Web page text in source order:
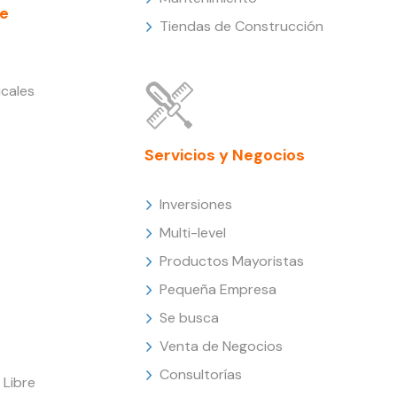
Tiendas de Construcción
Servicios y Negocios
Inversiones
Multi-level
Productos Mayoristas
Pequeña Empresa
Se busca
Venta de Negocios
Consultorías